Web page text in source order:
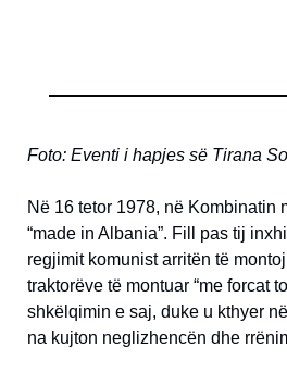
Foto: Eventi i hapjes së Tirana
Në 16 tetor 1978, në Kombinatin
“made in Albania”. Fill pas tij
regjimit komunist arritën të
traktorëve të montuar “me forcat
shkëlqimin e saj, duke u kthyer
na kujton neglizhencën dhe